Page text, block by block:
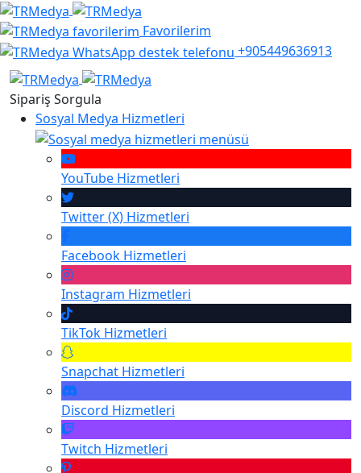
Favorilerim
+905449636913
Sipariş Sorgula
Sosyal Medya Hizmetleri
YouTube Hizmetleri
Twitter (X) Hizmetleri
Facebook Hizmetleri
Instagram Hizmetleri
TikTok Hizmetleri
Snapchat Hizmetleri
Discord Hizmetleri
Twitch Hizmetleri